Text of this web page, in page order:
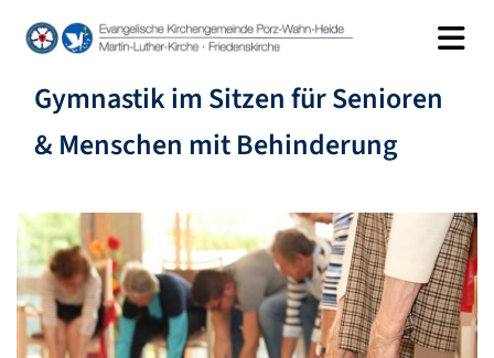
Gymnastik im Sitzen für Senioren
& Menschen mit Behinderung